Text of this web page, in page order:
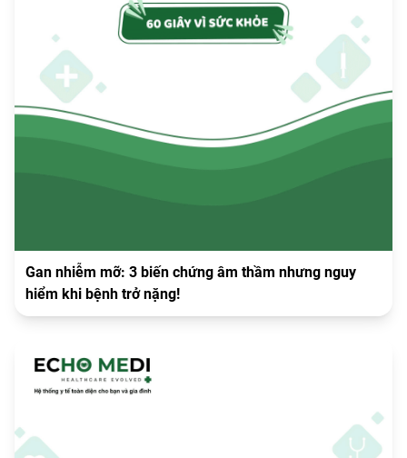
Gan nhiễm mỡ: 3 biến chứng âm thầm nhưng nguy
hiểm khi bệnh trở nặng!